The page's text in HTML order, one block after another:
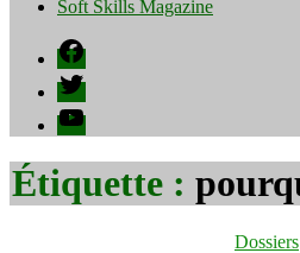
Soft Skills Magazine
Facebook
Twitter
YouTube
Étiquette :
Dossiers